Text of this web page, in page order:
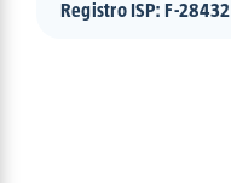
Registro ISP: F-28432